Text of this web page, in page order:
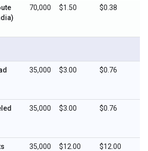
70,000 $1.50 $0.38
35,000 $3.00 $0.76
35,000 $3.00 $0.76
35,000 $12.00 $12.00